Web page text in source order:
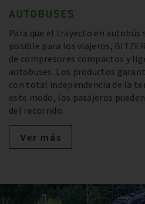
AUTOBUSES
Para que el trayecto en autobús
posible para los viajeros,
de compresores compactos y
autobuses. Los productos
con total independencia de la
este modo, los pasajeros
del recorrido.
Ver más